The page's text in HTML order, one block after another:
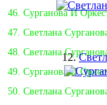
46. Сурганова И
47. Светлана
48. Светлана
49. Сурганова И
50. Светлана
12.